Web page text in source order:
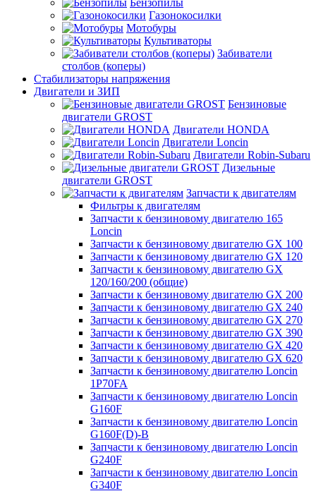
Бензопилы
Газонокосилки
Мотобуры
Культиваторы
Забиватели
столбов (коперы)
Стабилизаторы напряжения
Двигатели и ЗИП
Бензиновые
двигатели GROST
Двигатели HONDA
Двигатели Loncin
Двигатели Robin-Subaru
Дизельные
двигатели GROST
Запчасти к двигателям
Фильтры к двигателям
Запчасти к бензиновому двигателю 165
Loncin
Запчасти к бензиновому двигателю GX 100
Запчасти к бензиновому двигателю GX 120
Запчасти к бензиновому двигателю GX
120/160/200 (общие)
Запчасти к бензиновому двигателю GX 200
Запчасти к бензиновому двигателю GX 240
Запчасти к бензиновому двигателю GX 270
Запчасти к бензиновому двигателю GX 390
Запчасти к бензиновому двигателю GX 420
Запчасти к бензиновому двигателю GX 620
Запчасти к бензиновому двигателю Loncin
1P70FA
Запчасти к бензиновому двигателю Loncin
G160F
Запчасти к бензиновому двигателю Loncin
G160F(D)-B
Запчасти к бензиновому двигателю Loncin
G240F
Запчасти к бензиновому двигателю Loncin
G340F